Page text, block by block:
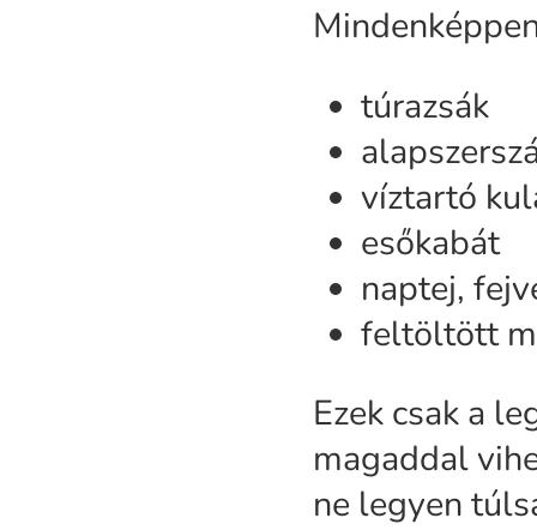
túrazsák
víztartó
esőkabát
naptej,
feltöltött
Ezek csak a
magaddal
ne legyen